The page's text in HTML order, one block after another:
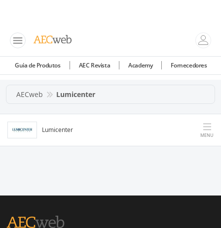
Guia de Produtos AEC Revista Academy Fornecedores
AECweb Lumicenter
Lumicenter
MENU